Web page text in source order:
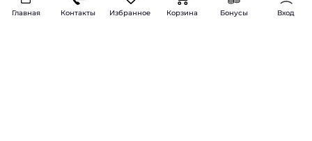
Главная Контакты Избранное Корзина Бонусы Вход
2026 © Продажа и установка автозвука.
Доставка по всей России и СНГ